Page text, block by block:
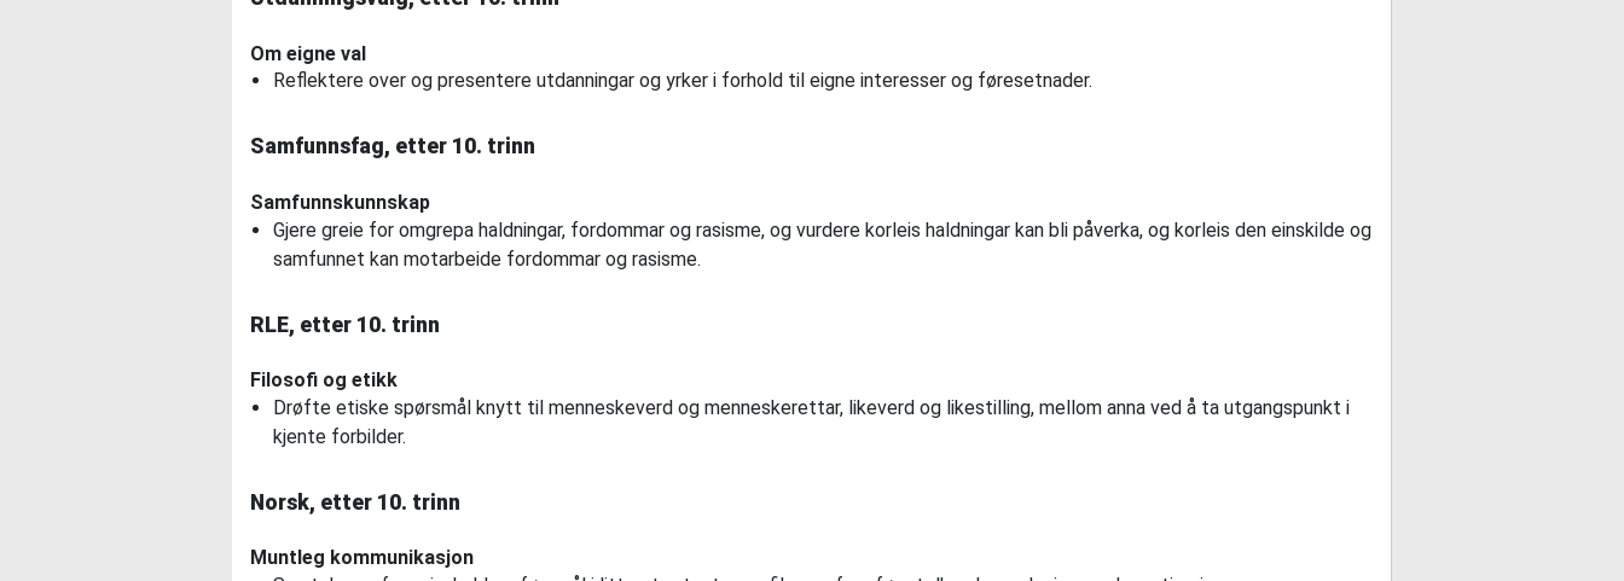
Om eigne val
Reflektere over og presentere utdanningar og yrker i forhold til eigne interesser og føresetnader.
Samfunnsfag, etter 10. trinn
Samfunnskunnskap
Gjere greie for omgrepa haldningar, fordommar og rasisme, og vurdere korleis haldningar kan bli påverka, og korleis den einskilde og
samfunnet kan motarbeide fordommar og rasisme.
RLE, etter 10. trinn
Filosofi og etikk
Drøfte etiske spørsmål knytt til menneskeverd og menneskerettar, likeverd og likestilling, mellom anna ved å ta utgangspunkt i
kjente forbilder.
Norsk, etter 10. trinn
Muntleg kommunikasjon